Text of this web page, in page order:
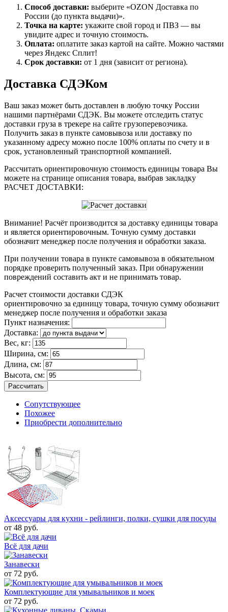
Способ доставки: выберите «OZON Доставка по
России (до пункта выдачи)».
Точка на карте: укажите свой город и ПВЗ — вы
увидите адрес и точную стоимость.
Оплата: оплатите заказ картой на сайте. Можно частями
через Яндекс Сплит!
Срок доставки: от 1 дня (зависит от региона).
Доставка СДЭКом
Ваш заказ может быть доставлен в любую точку России
нашими партнёрами СДЭК. Вы можете отследить статус
доставки груза в трекере на сайте грузоперевозчика.
Получить заказ в пункте самовывоза или доставку по
указанному адресу можно после 100% оплаты по счету и в
срок, установленный транспортной компанией.
Рассчитать ориентировочную стоимость единицы товара Вы
можете на странице описания товара, выбрав закладку
РАСЧЕТ ДОСТАВКИ:
Внимание! Расчёт производится за доставку единицы товара
и является ориентировочным. Точную сумму доставки
обозначит менеджер после получения и обработки заказа.
При получении товара в пункте самовывоза в обязательном
порядке проверить полученный заказ. При обнаружении
повреждений составить акт и не принимать товар.
Расчет стоимости доставки СДЭК
ориентировочно за единицу товара, точную сумму обозначит
менеджер после получения и обработки заказа
Пункт назначения:
Доставка:
Вес, кг:
Ширина, см:
Длина, см:
Высота, см:
Рассчитать
Сопутствующее
Похожее
Приобрести дополнительно
Аксессуары для кухни - рейлинги, полки, сушки для посуды
от 48 руб.
Всё для дачи
Занавески
от 72 руб.
Комплектующие для умывальников и моек
от 72 руб.